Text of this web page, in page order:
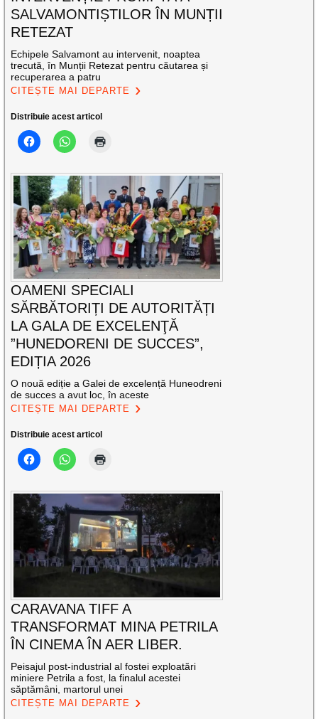
SALVAMONTIȘTILOR ÎN MUNȚII
RETEZAT
Echipele Salvamont au intervenit, noaptea
trecută, în Munții Retezat pentru căutarea și
recuperarea a patru
CITEȘTE MAI DEPARTE
Distribuie acest articol
OAMENI SPECIALI
SĂRBĂTORIȚI DE AUTORITĂȚI
LA GALA DE EXCELENŢĂ
”HUNEDORENI DE SUCCES”,
EDIȚIA 2026
O nouă ediție a Galei de excelență Huneodreni
de succes a avut loc, în aceste
CITEȘTE MAI DEPARTE
Distribuie acest articol
CARAVANA TIFF A
TRANSFORMAT MINA PETRILA
ÎN CINEMA ÎN AER LIBER.
Peisajul post-industrial al fostei exploatări
miniere Petrila a fost, la finalul acestei
săptămâni, martorul unei
CITEȘTE MAI DEPARTE